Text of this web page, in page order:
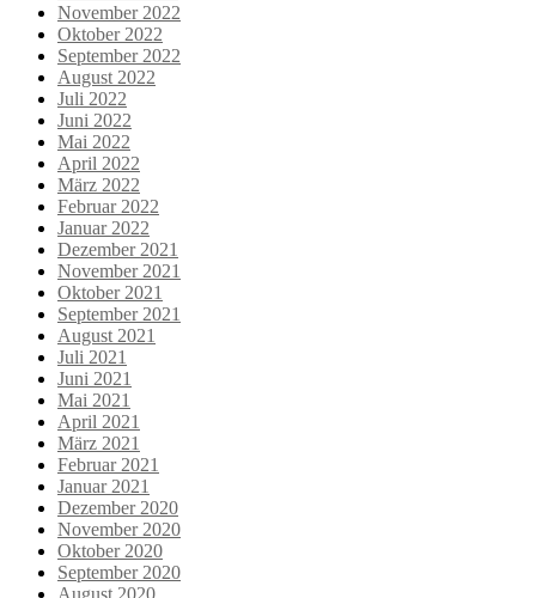
November 2022
Oktober 2022
September 2022
August 2022
Juli 2022
Juni 2022
Mai 2022
April 2022
März 2022
Februar 2022
Januar 2022
Dezember 2021
November 2021
Oktober 2021
September 2021
August 2021
Juli 2021
Juni 2021
Mai 2021
April 2021
März 2021
Februar 2021
Januar 2021
Dezember 2020
November 2020
Oktober 2020
September 2020
August 2020